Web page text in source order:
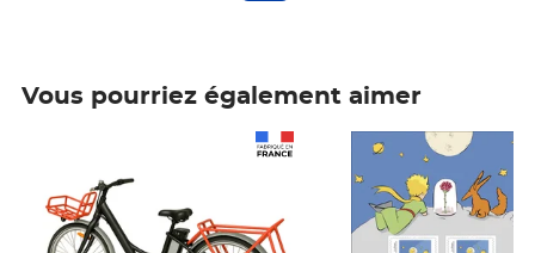
Vous pourriez également aimer
Prix 7,50€